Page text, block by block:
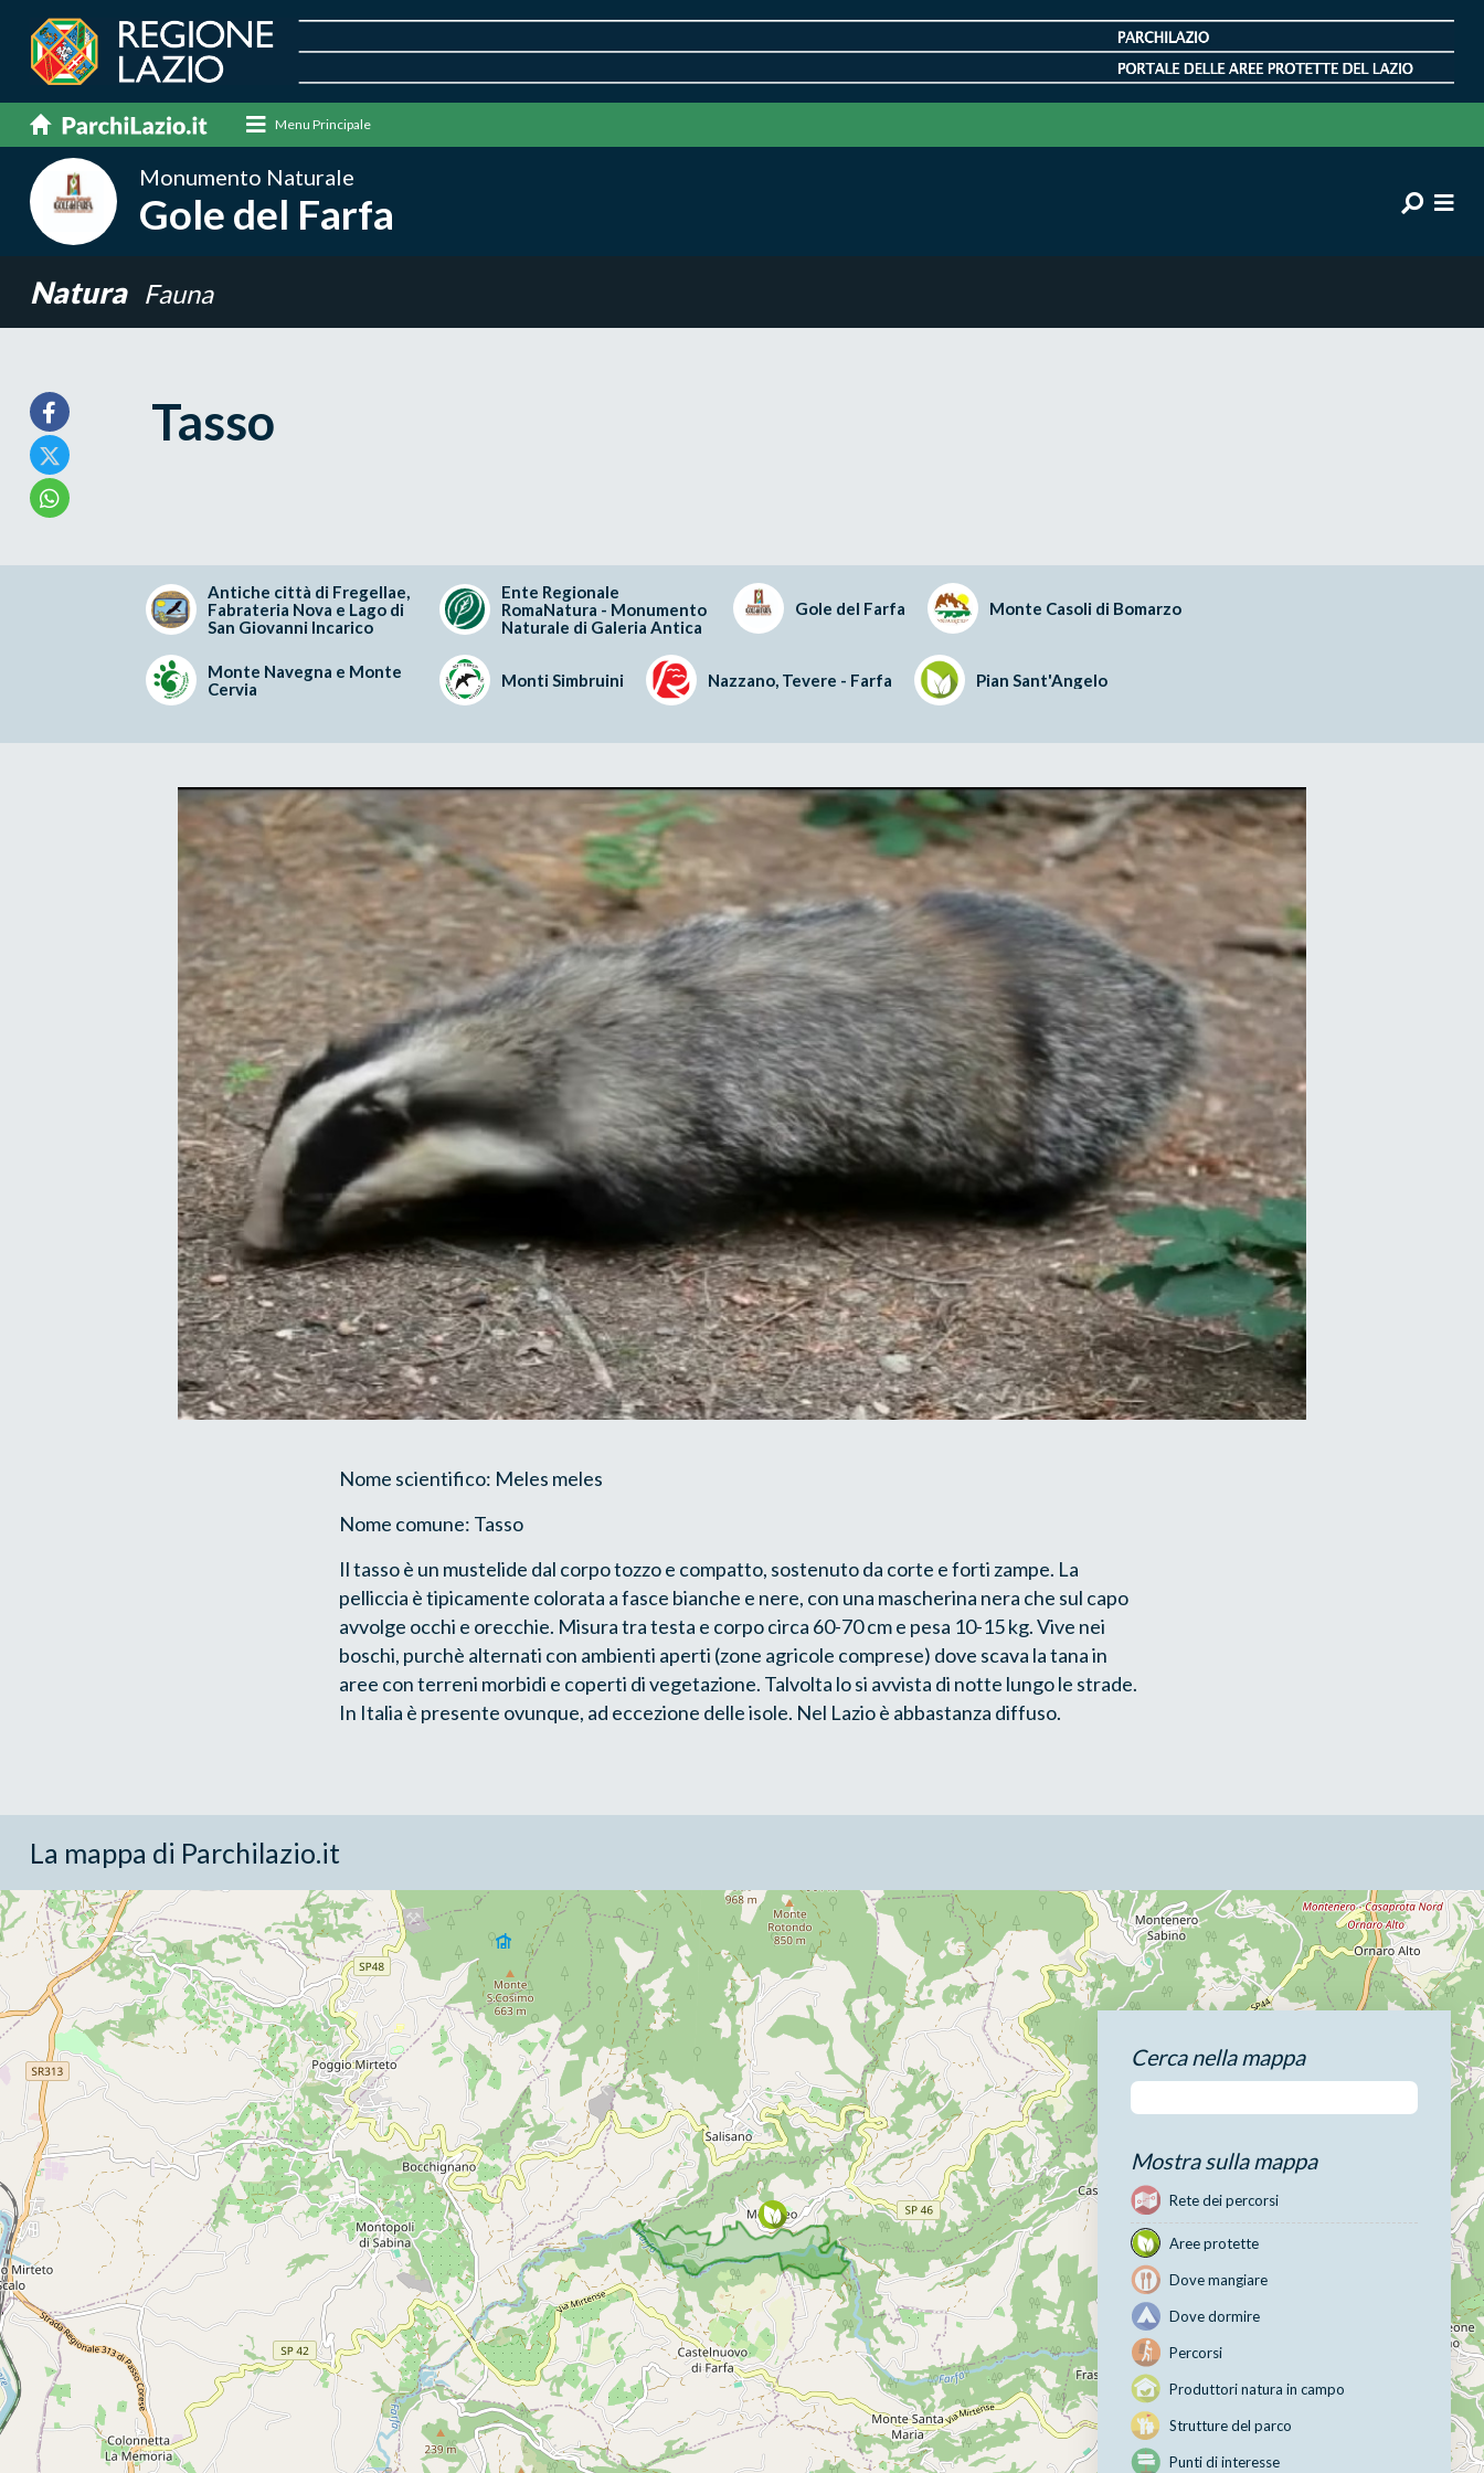
Menu Principale
Monumento Naturale
Gole del Farfa
Natura Fauna
Tasso
Antiche città di Fregellae,
Fabrateria Nova e Lago di
San Giovanni Incarico
Ente Regionale
RomaNatura - Monumento
Naturale di Galeria Antica
Gole del Farfa Monte Casoli di Bomarzo
Monte Navegna e Monte
Cervia
Monti Simbruini Nazzano, Tevere - Farfa Pian Sant'Angelo
Nome scientifico: Meles meles
Nome comune: Tasso
Il tasso è un mustelide dal corpo tozzo e compatto, sostenuto da corte e forti zampe. La
pelliccia è tipicamente colorata a fasce bianche e nere, con una mascherina nera che sul capo
avvolge occhi e orecchie. Misura tra testa e corpo circa 60-70 cm e pesa 10-15 kg. Vive nei
boschi, purchè alternati con ambienti aperti (zone agricole comprese) dove scava la tana in
aree con terreni morbidi e coperti di vegetazione. Talvolta lo si avvista di notte lungo le strade.
In Italia è presente ovunque, ad eccezione delle isole. Nel Lazio è abbastanza diffuso.
La mappa di Parchilazio.it
Cerca nella mappa
Mostra sulla mappa
Rete dei percorsi
Aree protette
Dove mangiare
Dove dormire
Percorsi
Produttori natura in campo
Strutture del parco
Punti di interesse